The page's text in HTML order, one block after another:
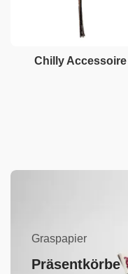
Chilly Accessoire
Graspapier
Präsentkörbe